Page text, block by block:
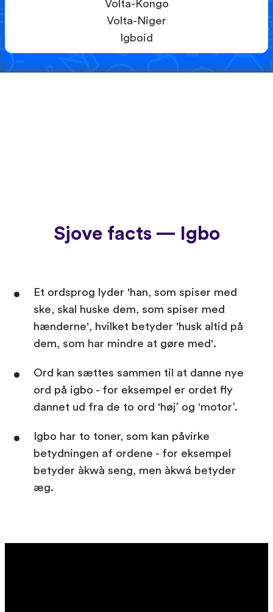
Volta-Kongo
Volta-Niger
Igboid
Sjove facts — Igbo
Et ordsprog lyder 'han, som spiser med
ske, skal huske dem, som spiser med
hænderne', hvilket betyder 'husk altid på
dem, som har mindre at gøre med'.
Ord kan sættes sammen til at danne nye
ord på igbo - for eksempel er ordet fly
dannet ud fra de to ord ‘høj’ og ‘motor’.
Igbo har to toner, som kan påvirke
betydningen af ordene - for eksempel
betyder àkwà seng, men àkwá betyder
æg.